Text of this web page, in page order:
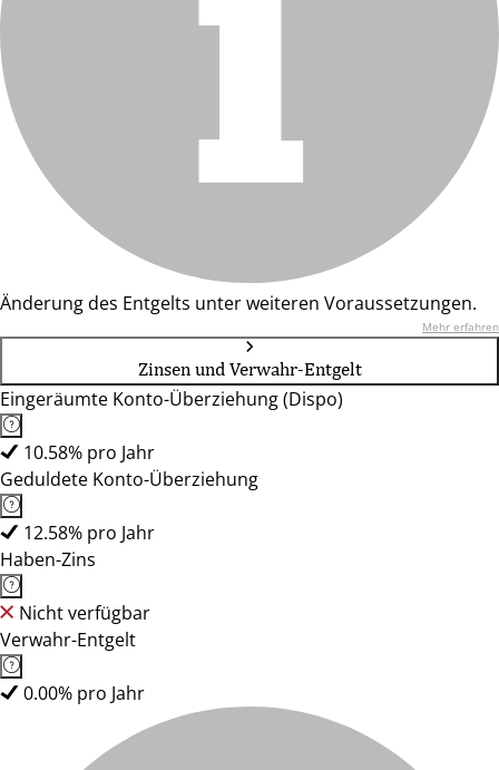
Änderung des Entgelts unter weiteren Voraussetzungen.
Mehr erfahren
Zinsen und Verwahr-Entgelt
Eingeräumte Konto-Überziehung (Dispo)
10.58% pro Jahr
Geduldete Konto-Überziehung
12.58% pro Jahr
Haben-Zins
Nicht verfügbar
Verwahr-Entgelt
0.00% pro Jahr